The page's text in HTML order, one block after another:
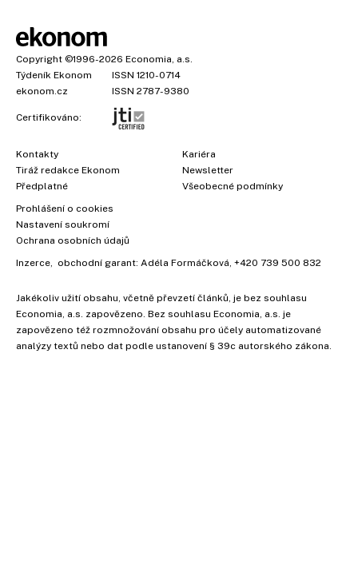
Copyright ©1996-2026 Economia, a.s.
Týdeník Ekonom
ISSN 1210-0714
ekonom.cz
ISSN 2787-9380
Certifikováno:
Kontakty
Tiráž redakce Ekonom
Předplatné
Kariéra
Newsletter
Všeobecné podmínky
Prohlášení o cookies
Nastavení soukromí
Ochrana osobních údajů
Inzerce , obchodní garant: Adéla Formáčková +420 739 500 832
Jakékoliv užití obsahu, včetně převzetí článků, je bez souhlasu
Economia, a.s. zapovězeno. Bez souhlasu Economia, a.s. je
zapovězeno též rozmnožování obsahu pro účely automatizované
analýzy textů nebo dat podle ustanovení § 39c autorského zákona.